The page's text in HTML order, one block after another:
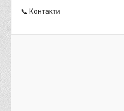
📞 Контакти